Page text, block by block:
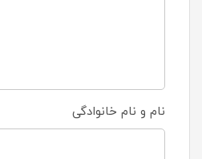
نام و نام خانوادگی